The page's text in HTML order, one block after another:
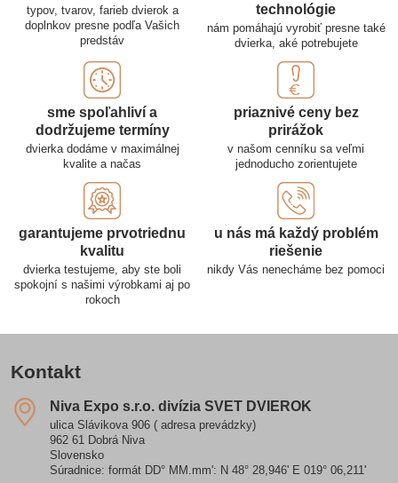
typov, tvarov, farieb dvierok a
doplnkov presne podľa Vašich
predstáv
technológie
nám pomáhajú vyrobiť presne také
dvierka, aké potrebujete
sme spoľahliví a
dodržujeme termíny
dvierka dodáme v maximálnej
kvalite a načas
priaznivé ceny bez
prirážok
v našom cenníku sa veľmi
jednoducho zorientujete
garantujeme prvotriednu
kvalitu
dvierka testujeme, aby ste boli
spokojní s našimi výrobkami aj po
rokoch
u nás má každý problém
riešenie
nikdy Vás nenecháme bez pomoci
Kontakt
Niva Expo s​.r​.o​. divízia SVET DVIEROK
ulica Slávikova 906 ( adresa prevádzky)
962 61 Dobrá Niva
Slovensko
Súradnice: formát DD° MM.mm': N 48° 28,946' E 019° 06,211'